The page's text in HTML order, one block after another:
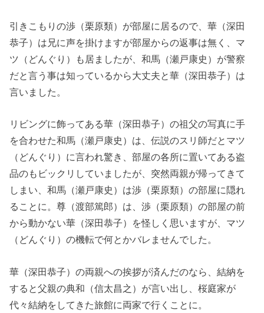
引きこもりの渉（栗原類）が部屋に居るので、華（深田
恭子）は兄に声を掛けますが部屋からの返事は無く、マ
ツ（どんぐり）も居ましたが、和馬（瀬戸康史）が警察
だと言う事は知っているから大丈夫と華（深田恭子）は
言いました。
リビングに飾ってある華（深田恭子）の祖父の写真に手
を合わせた和馬（瀬戸康史）は、伝説のスリ師だとマツ
（どんぐり）に言われ驚き、部屋の各所に置いてある盗
品のもビックリしていましたが、突然両親が帰ってきて
しまい、和馬（瀬戸康史）は渉（栗原類）の部屋に隠れ
ることに。尊（渡部篤郎）は、渉（栗原類）の部屋の前
から動かない華（深田恭子）を怪しく思いますが、マツ
（どんぐり）の機転で何とかバレませんでした。
華（深田恭子）の両親への挨拶が済んだのなら、結納を
すると父親の典和（信太昌之）が言い出し、桜庭家が
代々結納をしてきた旅館に両家で行くことに。